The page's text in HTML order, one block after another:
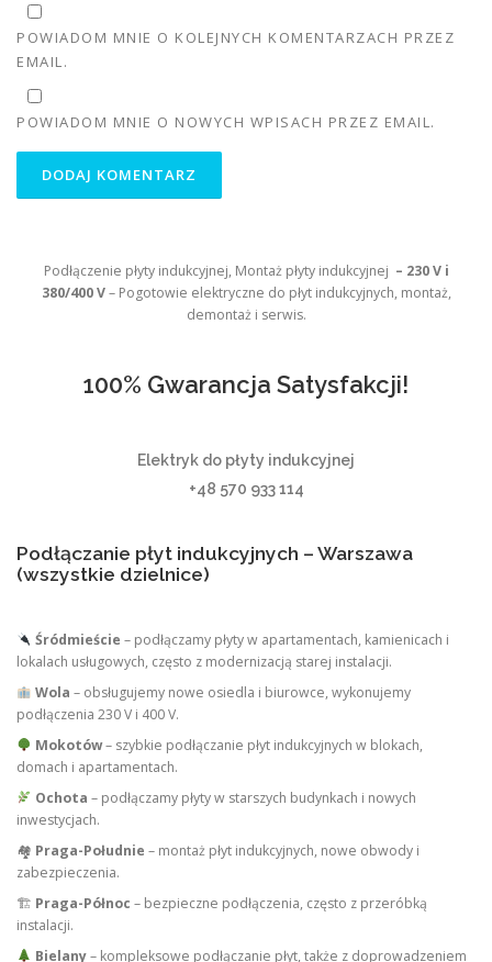
POWIADOM MNIE O KOLEJNYCH KOMENTARZACH PRZEZ
EMAIL.
POWIADOM MNIE O NOWYCH WPISACH PRZEZ EMAIL.
Podłączenie płyty indukcyjnej, Montaż płyty indukcyjnej – 230 V i
380/400 V– Pogotowie elektryczne do płyt indukcyjnych, montaż,
demontaż i serwis.
100% Gwarancja Satysfakcji!
Elektryk do płyty indukcyjnej
+48 570 933 114
Podłączanie płyt indukcyjnych – Warszawa
(wszystkie dzielnice)
Śródmieście – podłączamy płyty w apartamentach, kamienicach i
lokalach usługowych, często z modernizacją starej instalacji.
Wola – obsługujemy nowe osiedla i biurowce, wykonujemy
podłączenia 230 V i 400 V.
Mokotów– szybkie podłączanie płyt indukcyjnych w blokach,
domach i apartamentach.
Ochota – podłączamy płyty w starszych budynkach i nowych
inwestycjach.
🏘 Praga-Południe – montaż płyt indukcyjnych, nowe obwody i
zabezpieczenia.
🏗 Praga-Północ – bezpieczne podłączenia, często z przeróbką
instalacji.
Bielany– kompleksowe podłączanie płyt, także z doprowadzeniem